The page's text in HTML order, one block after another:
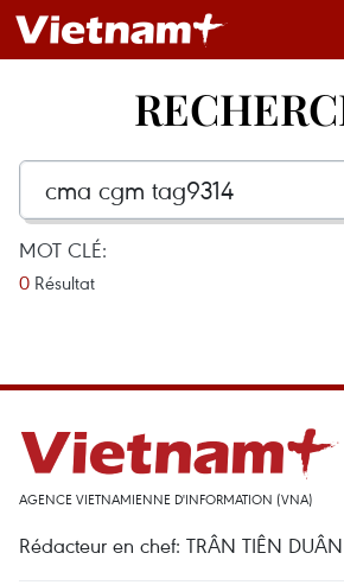
MOT CLÉ:
0 Résultat
AGENCE VIETNAMIENNE D'INFORMATION (VNA)
Rédacteur en chef: TRÂN TIÊN DUÂN